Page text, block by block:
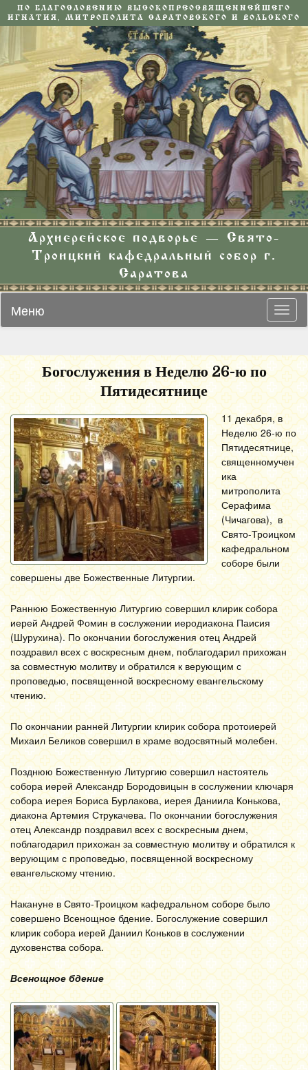
ПО БЛАГОСЛОВЕНИЮ ВЫСОКОПРЕОСВЯЩЕННЕЙШЕГО
ИГНАТИЯ, МИТРОПОЛИТА САРАТОВСКОГО И ВОЛЬСКОГО
Архиерейское подворье — Свято-
Троицкий кафедральный собор г.
Саратова
Меню
Богослужения в Неделю 26-ю по
Пятидесятнице
11 декабря, в
Неделю 26-ю по
Пятидесятнице,
священномучен
ика
митрополита
Серафима
(Чичагова), в
Свято-Троицком
кафедральном
соборе были
совершены две Божественные Литургии.
Раннюю Божественную Литургию совершил клирик собора
иерей Андрей Фомин в сослужении иеродиакона Паисия
(Шурухина). По окончании богослужения отец Андрей
поздравил всех с воскресным днем, поблагодарил прихожан
за совместную молитву и обратился к верующим с
проповедью, посвященной воскресному евангельскому
чтению.
По окончании ранней Литургии клирик собора протоиерей
Михаил Беликов совершил в храме водосвятный молебен.
Позднюю Божественную Литургию совершил настоятель
собора иерей Александр Бородовицын в сослужении ключаря
собора иерея Бориса Бурлакова, иерея Даниила Конькова,
диакона Артемия Струкачева. По окончании богослужения
отец Александр поздравил всех с воскресным днем,
поблагодарил прихожан за совместную молитву и обратился к
верующим с проповедью, посвященной воскресному
евангельскому чтению.
Накануне в Свято-Троицком кафедральном соборе было
совершено Всенощное бдение. Богослужение совершил
клирик собора иерей Даниил Коньков в сослужении
духовенства собора.
Всенощное бдение